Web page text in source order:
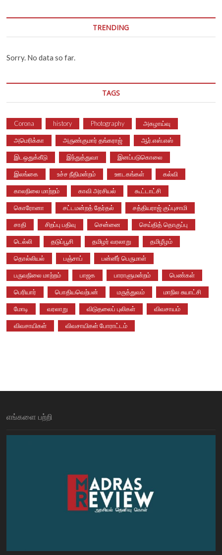
TRENDING
Sorry. No data so far.
TAGS
Corona history Photography அகழாய்வு
அமெரிக்கா அருண்குமார் தங்கராஜ் ஆர்.எஸ்.எஸ்
இடஒதுக்கீடு இந்துத்துவா இனப்படுகொலை
இலங்கை உச்ச நீதிமன்றம் ஊடகங்கள் கல்வி
காலநிலை மாற்றம் காவி அரசியல் கூட்டாட்சி
கொரோனா சட்டமன்றத் தேர்தல் சத்தியராஜ் குப்புசாமி
சாதி சிறப்பு பதிவு சென்னை செய்தித் தொகுப்பு
டெல்லி தடுப்பூசி தமிழர் வரலாறு தமிழீழம்
தொல்லியல் பஞ்சாப் பன்னீர் பெருமாள்
பருவநிலை மாற்றம் பாஜக பாராளுமன்றம் பெண்கள்
பெரியார் பொதியவெற்பன் மருத்துவம் மாநில சுயாட்சி
மோடி வரலாறு விடுதலைப் புலிகள் விவசாயம்
விவசாயிகள் விவசாயிகள் போராட்டம்
எங்களை பற்றி